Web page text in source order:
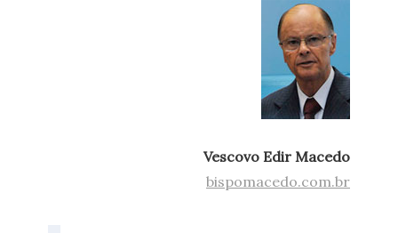
Vescovo Edir Macedo
bispomacedo.com.br